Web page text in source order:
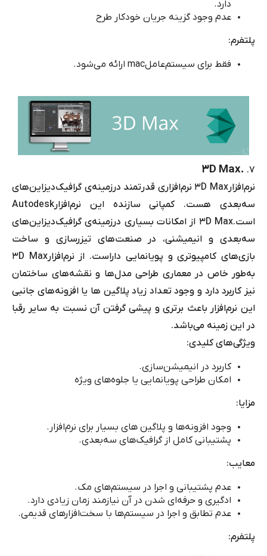
دارد.
عدم وجود گزینه جریان خودکار طرح
پلتفرم:
فقط برای سیستم‌عاملmac ارائه می‌شود.
۷. .
3D Max
نرم‌افزار3D Max نرم‌افزاری قدرتمند درزمینه‌ی گرافیک‌‌دیزاین‌های
سه‌بعدی هست. کمپانی سازنده این نرم‌افزارAutodesk
است.3D Max از امکانات بسیاری درزمینه‌یگرافیک‌دیزاین‌های
سه‌بعدی و انیمیشنی، در صنعت‌های تیزرسازی و ساخت
بازی‌های کامپیوتری و پویانمایی داراست. از نرم‌افزار3D Max
به‌طور خاص در معماری طراحی مدل‌ها و نقشه‌های ساختمان
نیز کاربرد دارد و وجود تعداد زیاد پلاگین ها یا افزونه‌های جانبی
این نرم‌افزار باعث برتری و پیشی گرفتن آن نسبت به سایر رقبا
در این زمینه می‌باشد.
ویژگی‌های کلیدی:
کاربرد در انیمیشن‌سازی.
امکان طراحی پویانمایی یا جلوه‌های ویژه
مزایا:
وجود افزونه‌ها و پلاگین های بسیار برای نرم‌افزار.
پشتیبانی کامل از گرافیک‌های سه‌بعدی.
معایب:
عدم پشتیبانی و اجرا در سیستم‌های مک.
ادگیری و حرفه‌ای شدن در آن نیازمند زمان زیادی دارد.
عدم تطابق و اجرا در سیستم‌ها با سخت‌افزارهای قدیمی.
پلتفرم: